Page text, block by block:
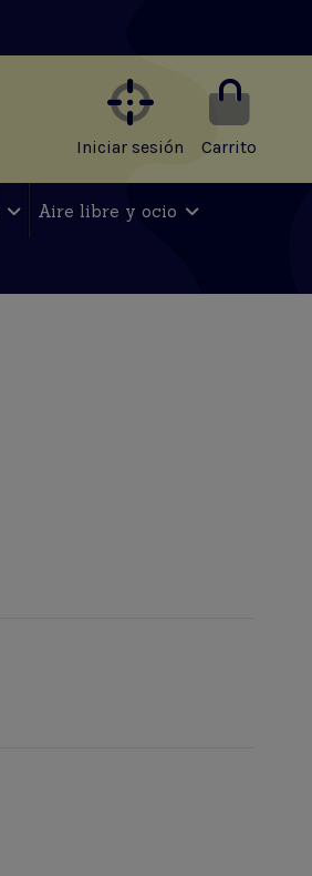
Iniciar sesión Carrito
Aire libre y ocio